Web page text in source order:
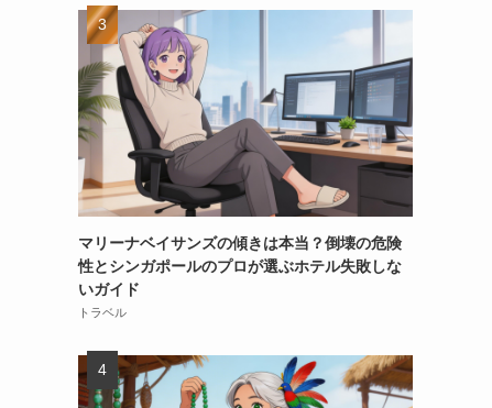
マリーナベイサンズの傾きは本当？倒壊の危険
性とシンガポールのプロが選ぶホテル失敗しな
いガイド
トラベル